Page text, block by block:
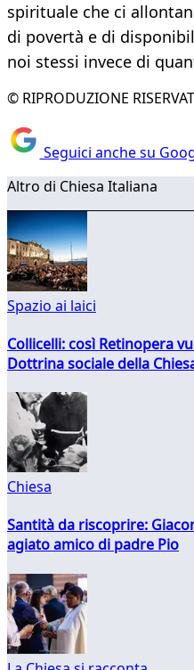
spirituale che ci
di povertà e di
noi stessi invece di
© RIPRODUZIONE
Seguici anche su
Altro di Chiesa Italiana
Spazio ai laici
Collicelli: così Retinopera
Dottrina sociale della
Chiesa
Santità da riscoprire:
agiato amico di padre Pio